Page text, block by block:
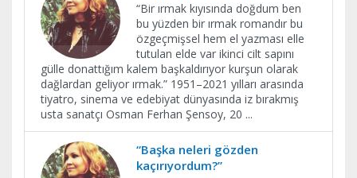
“Bir ırmak kıyısında doğdum ben
bu yüzden bir ırmak romandır bu
özgeçmişsel hem el yazması elle
tutulan elde var ikinci cilt sapını
gülle donattığım kalem başkaldırıyor kurşun olarak
dağlardan geliyor ırmak.” 1951–2021 yılları arasında
tiyatro, sinema ve edebiyat dünyasında iz bırakmış
usta sanatçı Osman Ferhan Şensoy, 20 ...
“Başka neleri gözden
kaçırıyordum?”